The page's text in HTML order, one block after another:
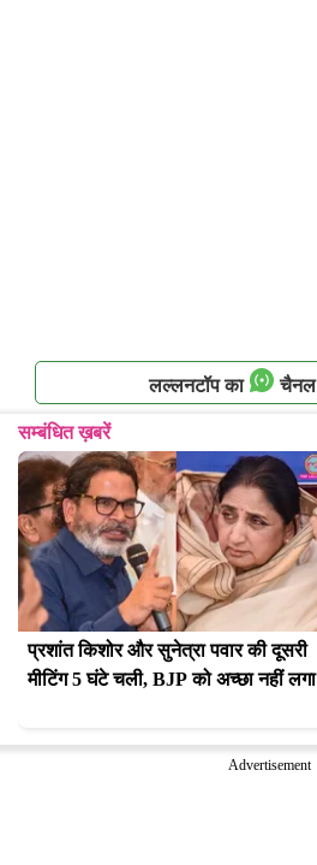
लल्लनटॉप का चैनल
सम्बंधित ख़बरें
प्रशांत किशोर और सुनेत्रा पवार की दूसरी
मीटिंग 5 घंटे चली, BJP को अच्छा नहीं लगा
Advertisement